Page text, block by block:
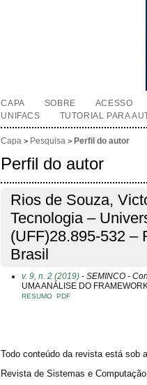
CAPA SOBRE ACESSO
UNIFACS
TUTORIAL PARA
Capa > Pesquisa > Perfil do autor
Perfil do autor
Rios de Souza,
Tecnologia –
(UFF)28.895-532 –
Brasil
v. 9, n. 2 (2019) - SEMINCO -
UMA ANÁLISE DO
RESUMO PDF
Todo conteúdo da revista está sob
Revista de Sistemas e